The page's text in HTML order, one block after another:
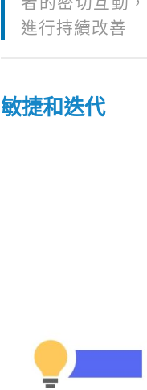
進行持續改善
敏捷和迭代